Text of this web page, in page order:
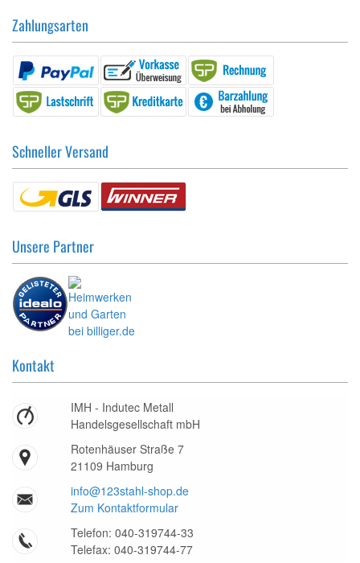
Zahlungsarten
Schneller Versand
Unsere Partner
Kontakt
IMH - Indutec Metall
Handelsgesellschaft mbH
Rotenhäuser Straße 7
21109 Hamburg
info@123stahl-shop.de
Zum Kontaktformular
Telefon: 040-319744-33
Telefax: 040-319744-77